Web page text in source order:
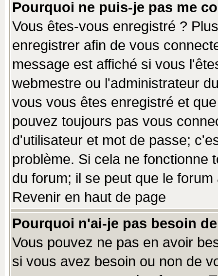
Pourquoi ne puis-je pas me
Vous êtes-vous enregistré ?
enregistrer afin de vous
message est affiché si vous
webmestre ou l'administrateur
vous vous êtes enregistré et
pouvez toujours pas vous
d'utilisateur et mot de passe;
problème. Si cela ne fonctionne
du forum; il se peut que le
Revenir en haut de page
Pourquoi n'ai-je pas besoin
Vous pouvez ne pas en avoir
si vous avez besoin ou non de